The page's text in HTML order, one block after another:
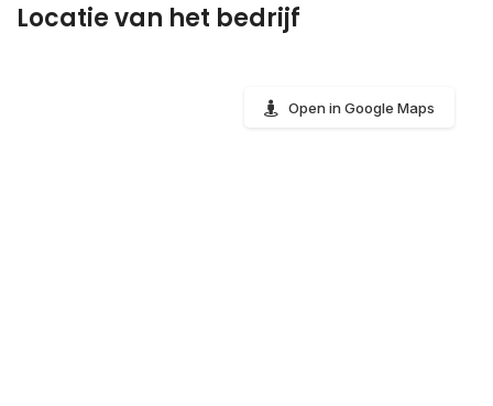
Locatie van het bedrijf
Open in Google Maps